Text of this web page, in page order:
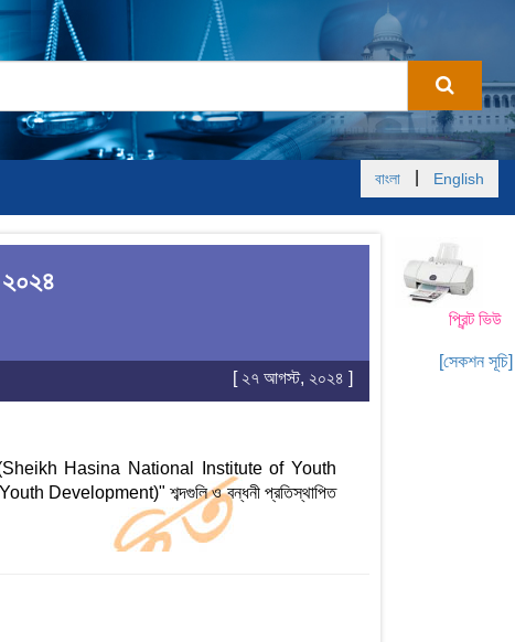
বাংলা English
প্রিন্ট ভিউ
[সেকশন সূচি]
২০২৪
[ ২৭ আগস্ট, ২০২৪ ]
(Sheikh Hasina National Institute of Youth
Development)" শব্দগুলি ও বন্ধনী প্রতিস্থাপিত